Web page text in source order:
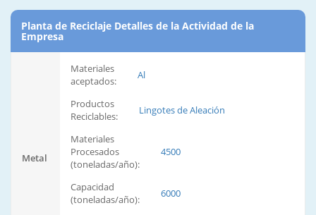
Planta de Reciclaje Detalles de la Actividad de la
Empresa
Metal
Materiales
aceptados:
Al
Productos
Reciclables:
Lingotes de Aleación
Materiales
Procesados
(toneladas/año):
4500
Capacidad
(toneladas/año):
6000